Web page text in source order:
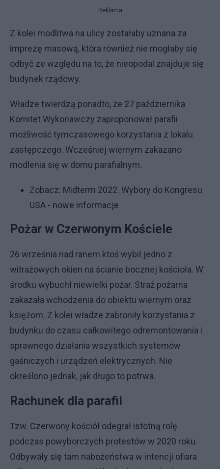
Reklama
Z kolei modlitwa na ulicy zostałaby uznana za
imprezę masową, która również nie mogłaby się
odbyć ze względu na to, że nieopodal znajduje się
budynek rządowy.
Władze twierdzą ponadto, że 27 października
Komitet Wykonawczy zaproponował parafii
możliwość tymczasowego korzystania z lokalu
zastępczego. Wcześniej wiernym zakazano
modlenia się w domu parafialnym.
Zobacz: Midterm 2022. Wybory do Kongresu
USA - nowe informacje
Pożar w Czerwonym Kościele
26 września nad ranem ktoś wybił jedno z
witrażowych okien na ścianie bocznej kościoła. W
środku wybuchł niewielki pożar. Straż pożarna
zakazała wchodzenia do obiektu wiernym oraz
księżom. Z kolei władze zabroniły korzystania z
budynku do czasu całkowitego odremontowania i
sprawnego działania wszystkich systemów
gaśniczych i urządzeń elektrycznych. Nie
określono jednak, jak długo to potrwa.
Rachunek dla parafii
Tzw. Czerwony kościół odegrał istotną rolę
podczas powyborczych protestów w 2020 roku.
Odbywały się tam nabożeństwa w intencji ofiara